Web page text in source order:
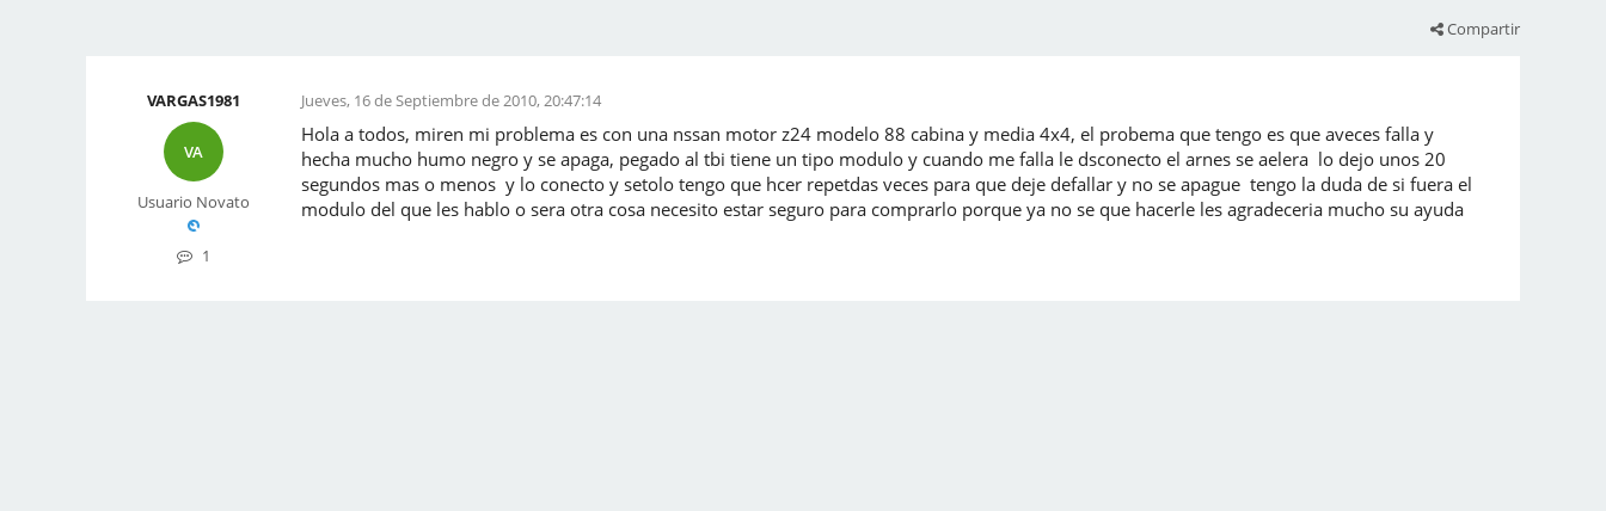
Compartir
VARGAS1981
VA
Usuario Novato
1
Jueves, 16 de Septiembre de 2010, 20:47:14
Hola a todos, miren mi problema es con una nssan motor z24 modelo 88 cabina y media 4x4, el probema que tengo es que aveces falla y
hecha mucho humo negro y se apaga, pegado al tbi tiene un tipo modulo y cuando me falla le dsconecto el arnes se aelera lo dejo unos 20
segundos mas o menos y lo conecto y setolo tengo que hcer repetdas veces para que deje defallar y no se apague tengo la duda de si fuera el
modulo del que les hablo o sera otra cosa necesito estar seguro para comprarlo porque ya no se que hacerle les agradeceria mucho su ayuda